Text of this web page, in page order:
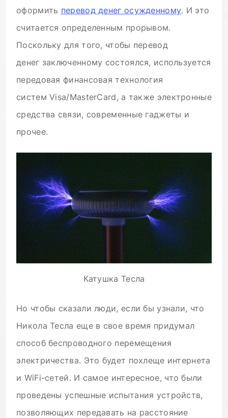
оформить перевод денег осужденному. И это
считается определенным прорывом.
Поскольку для того, чтобы перевод
денег заключенному состоялся, используется
передовая финансовая технология
систем Visa/MasterCard, а также электронные
средства связи, современные гаджеты и
прочее.
Катушка Тесла
Но чтобы сказали люди, если бы узнали, что
Никола Тесла еще в свое время придумал
способ беспроводного перемещения
электричества. Это будет похлеще интернета
и WiFi-сетей. И самое интересное, что были
проведены успешные испытания устройств,
позволяющих передавать на расстояние